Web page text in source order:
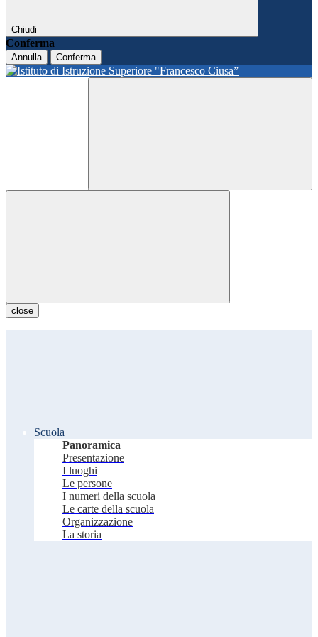
Chiudi
Conferma
Annulla Conferma
close
Scuola
Panoramica
Presentazione
I luoghi
Le persone
I numeri della scuola
Le carte della scuola
Organizzazione
La storia